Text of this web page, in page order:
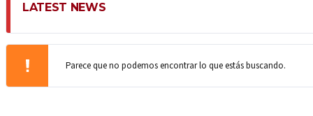
LATEST NEWS
Parece que no podemos encontrar lo que estás buscando.